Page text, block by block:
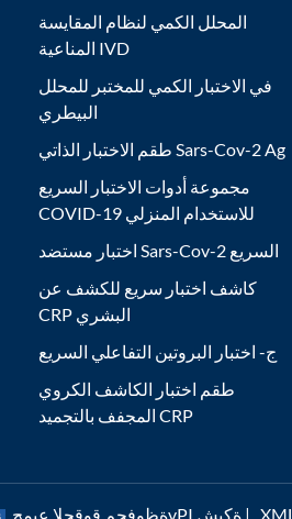
المحلل الكمي لنظام المقايسة
المناعية IVD
في الاختبار الكمي للمختبر للمحلل
البيطري
طقم الاختبار الذاتي Sars-Cov-2 Ag
مجموعة أدوات الاختبار السريع
COVID-19 للاستخدام المنزلي
اختبار مستضد Sars-Cov-2 السريع
كاشف اختبار سريع للكشف عن
CRP البشري
ج- اختبار البروتين التفاعلي السريع
طقم اختبار الكاشف الكروي
المجفف بالتجميد CRP
رشنلاو عبطلا قوقح © 2026 Nanjing Poclight Biotechnology Co., Ltd. ةظوفحم قوقحلا عيمج. ةموعدم 6vPI ةكبش | XML